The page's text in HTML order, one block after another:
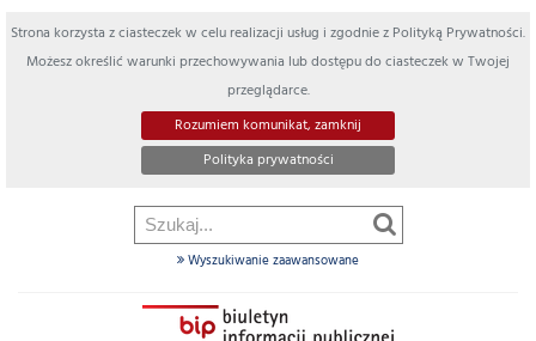
Strona korzysta z ciasteczek w celu realizacji usług i zgodnie z Polityką Prywatności.
Możesz określić warunki przechowywania lub dostępu do ciasteczek w Twojej
przeglądarce.
Rozumiem komunikat, zamknij
Polityka prywatności
Wyszukiwanie zaawansowane